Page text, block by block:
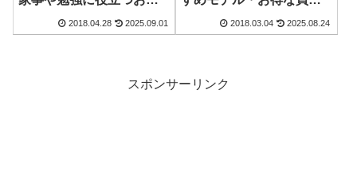
2018.04.28 2025.09.01 2018.03.04 2025.08.24
スポンサーリンク